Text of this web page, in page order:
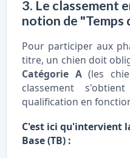
3. Le classement
notion de "Temps
Pour participer aux
titre, un chien doit
Catégorie A(les
classement
qualification en
C'est ici qu'intervient
Base (TB) :